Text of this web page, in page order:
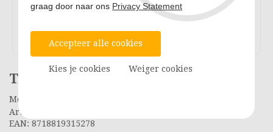
Tattoos Disney Mickey Mouse
Merk: Totum
Artikelnummer: 1840356
EAN: 8718819315278
graag door naar ons Privacy Statement
Accepteer alle cookies
Kies je cookies Weiger cookies